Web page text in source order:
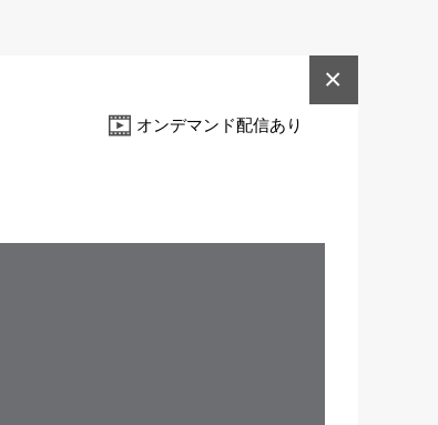
オンデマンド配信あり
×